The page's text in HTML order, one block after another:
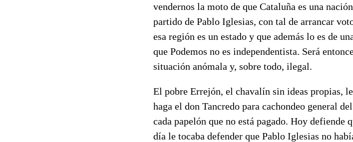
vendernos la moto de que Cataluña es una
partido de Pablo Iglesias, con tal de arrancar
esa región es un estado y que además lo es de
que Podemos no es independentista. Será
situación anómala y, sobre todo, ilegal.
El pobre Errejón, el chavalín sin ideas propias,
haga el don Tancredo para cachondeo general
cada papelón que no está pagado. Hoy defiende
día le tocaba defender que Pablo Iglesias no